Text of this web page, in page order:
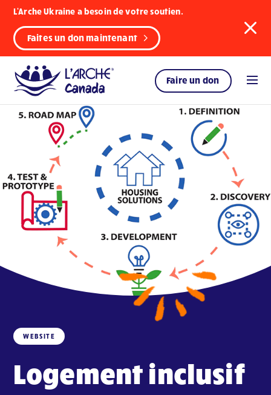
L'Arche Ukraine a besoin de votre soutien.
Faites un don maintenant
Faire un don
WEBSITE
Logement inclusif